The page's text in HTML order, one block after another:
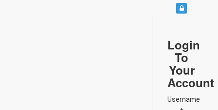
Login
To
Your
Account
Username